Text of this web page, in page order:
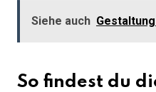
Siehe auch
So findest du